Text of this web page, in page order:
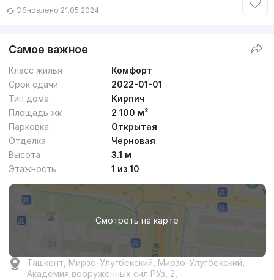
Обновлено 21.05.2024
Самое важное
Класс жилья
Комфорт
Срок сдачи
2022-01-01
Тип дома
Кирпич
Площадь жк
2 100 м²
Парковка
Открытая
Отделка
Черновая
Высота
3.1 м
Этажность
1 из 10
Смотреть на карте
Ташкент, Мирзо-Улугбекский, Мирзо-Улугбекский,
Академия вооруженных сил РУз, 2,